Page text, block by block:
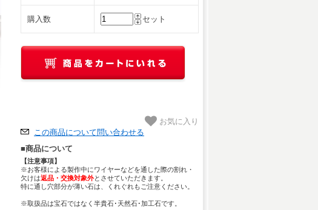
購入数 セット
お気に入り
この商品について問い合わせる
■商品について
【注意事項】
※お客様による製作中にワイヤーなどを通した際の割れ・
欠けは返品・交換対象外とさせていただきます。
特に通し穴部分が薄い石は、くれぐれもご注意ください。
※取扱品は宝石ではなく半貴石･天然石･加工石です。